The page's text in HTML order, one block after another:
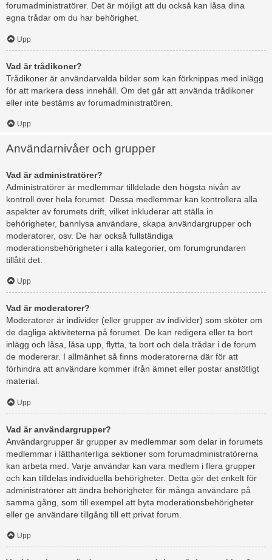
forumadministratörer. Det är möjligt att du också kan låsa dina
egna trådar om du har behörighet.
Upp
Vad är trådikoner?
Trådikoner är användarvalda bilder som kan förknippas med inlägg
för att markera dess innehåll. Om det går att använda trådikoner
eller inte bestäms av forumadministratören.
Upp
Användarnivåer och grupper
Vad är administratörer?
Administratörer är medlemmar tilldelade den högsta nivån av
kontroll över hela forumet. Dessa medlemmar kan kontrollera alla
aspekter av forumets drift, vilket inkluderar att ställa in
behörigheter, bannlysa användare, skapa användargrupper och
moderatorer, osv. De har också fullständiga
moderationsbehörigheter i alla kategorier, om forumgrundaren
tillåtit det.
Upp
Vad är moderatorer?
Moderatorer är individer (eller grupper av individer) som sköter om
de dagliga aktiviteterna på forumet. De kan redigera eller ta bort
inlägg och låsa, låsa upp, flytta, ta bort och dela trådar i de forum
de modererar. I allmänhet så finns moderatorerna där för att
förhindra att användare kommer ifrån ämnet eller postar anstötligt
material.
Upp
Vad är användargrupper?
Användargrupper är grupper av medlemmar som delar in forumets
medlemmar i lätthanterliga sektioner som forumadministratörerna
kan arbeta med. Varje användar kan vara medlem i flera grupper
och kan tilldelas individuella behörigheter. Detta gör det enkelt för
administratörer att ändra behörigheter för många användare på
samma gång, som till exempel att byta moderationsbehörigheter
eller ge användare tillgång till ett privat forum.
Upp